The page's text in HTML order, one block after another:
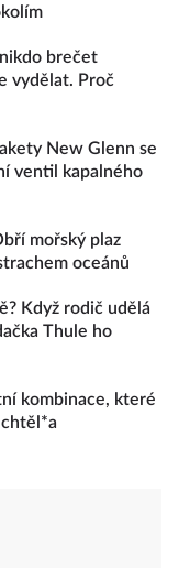
brečet
vydělat. Proč
New Glenn se
ventil kapalného
mořský plaz
oceánů
Když rodič udělá
Thule ho
kombinace, které